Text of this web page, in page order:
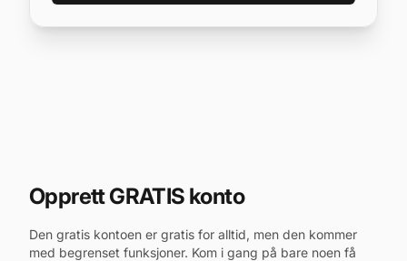
Opprett GRATIS konto
Den gratis kontoen er gratis for alltid, men den kommer
med begrenset funksjoner. Kom i gang på bare noen få